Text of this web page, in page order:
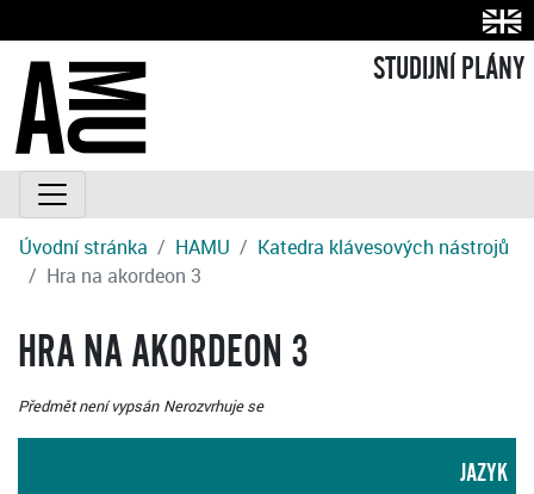
STUDIJNÍ PLÁNY
Úvodní stránka HAMU
Katedra klávesových nástrojů
Hra na akordeon 3
HRA NA AKORDEON 3
Předmět není vypsán Nerozvrhuje se
JAZYK